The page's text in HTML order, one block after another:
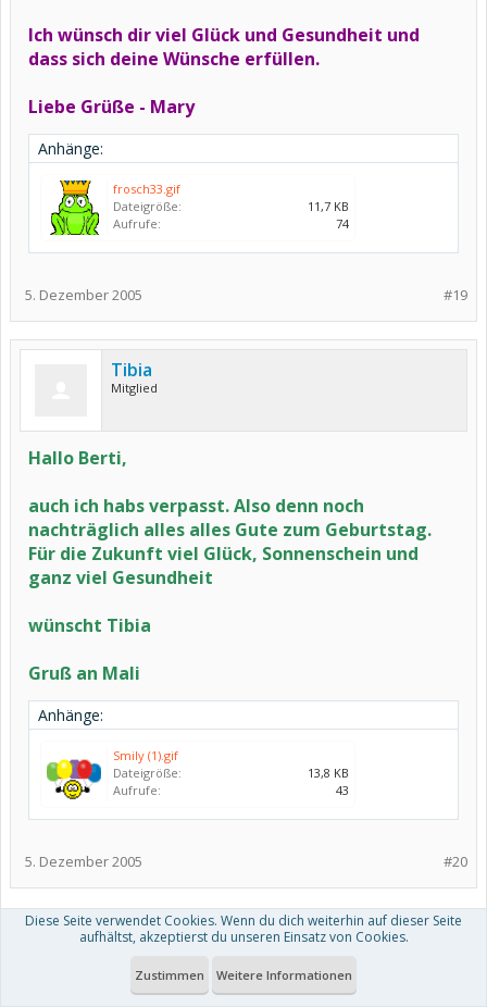
Ich wünsch dir viel Glück und Gesundheit und
dass sich deine Wünsche erfüllen.
Liebe Grüße - Mary
Anhänge:
frosch33.gif
Dateigröße:
11,7 KB
Aufrufe:
74
#19
5. Dezember 2005
Tibia
Mitglied
Hallo Berti,
auch ich habs verpasst. Also denn noch
nachträglich alles alles Gute zum Geburtstag.
Für die Zukunft viel Glück, Sonnenschein und
ganz viel Gesundheit
wünscht Tibia
Gruß an Mali
Anhänge:
Smily (1).gif
Dateigröße:
13,8 KB
Aufrufe:
43
#20
5. Dezember 2005
(Du musst angemeldet oder registriert sein, um Beiträge
1 2 Weiter >
Diese Seite verwendet Cookies. Wenn du dich weiterhin auf dieser Seite
aufhältst, akzeptierst du unseren Einsatz von Cookies.
Zustimmen Weitere Informationen